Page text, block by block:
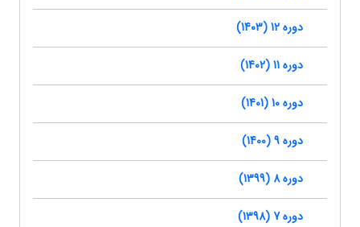
دوره 12 (1403)
دوره 11 (1402)
دوره 10 (1401)
دوره 9 (1400)
دوره 8 (1399)
دوره 7 (1398)